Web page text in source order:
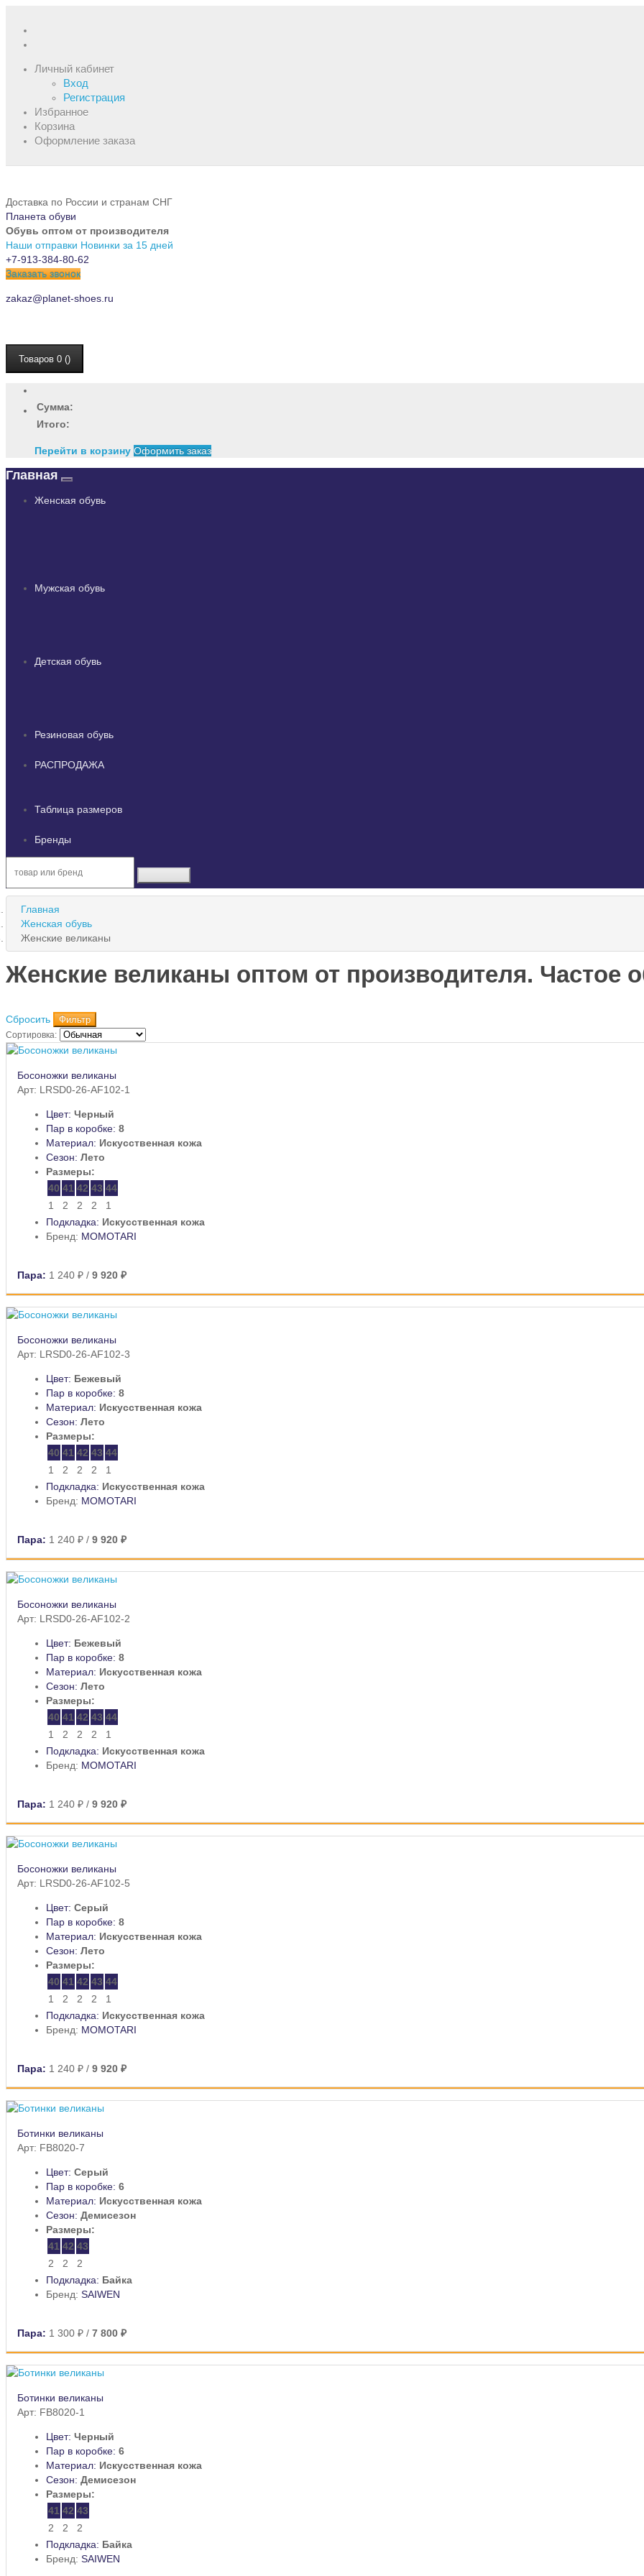
Личный кабинет
Вход
Регистрация
Избранное
Корзина
Оформление заказа
Доставка по России и странам СНГ
Планета обуви
Обувь оптом от производителя
Наши отправки Новинки за 15 дней
+7-913-384-80-62
Заказать звонок
zakaz@planet-shoes.ru
Товаров 0 ()
Сумма:
Итого:
Перейти в корзину Оформить заказ
Главная
Женская обувь
Мужская обувь
Детская обувь
Резиновая обувь
РАСПРОДАЖА
Таблица размеров
Бренды
Главная
Женская обувь
Женские великаны
Женские великаны оптом от производителя. Частое
Сбросить Фильтр
Сортировка:
Босоножки великаны
Арт: LRSD0-26-AF102-1
Цвет: Черный
Пар в коробке: 8
Материал: Искусственная кожа
Сезон: Лето
Размеры:
40 41 42 43 44
1
2 2 2
1
Подкладка: Искусственная кожа
Бренд: MOMOTARI
Пара: 1 240 ₽ / 9 920 ₽
Босоножки великаны
Арт: LRSD0-26-AF102-3
Цвет: Бежевый
Пар в коробке: 8
Материал: Искусственная кожа
Сезон: Лето
Размеры:
40 41 42 43 44
1
2 2 2
1
Подкладка: Искусственная кожа
Бренд: MOMOTARI
Пара: 1 240 ₽ / 9 920 ₽
Босоножки великаны
Арт: LRSD0-26-AF102-2
Цвет: Бежевый
Пар в коробке: 8
Материал: Искусственная кожа
Сезон: Лето
Размеры:
40 41 42 43 44
1
2 2 2
1
Подкладка: Искусственная кожа
Бренд: MOMOTARI
Пара: 1 240 ₽ / 9 920 ₽
Босоножки великаны
Арт: LRSD0-26-AF102-5
Цвет: Серый
Пар в коробке: 8
Материал: Искусственная кожа
Сезон: Лето
Размеры:
40 41 42 43 44
1
2 2 2
1
Подкладка: Искусственная кожа
Бренд: MOMOTARI
Пара: 1 240 ₽ / 9 920 ₽
Ботинки великаны
Арт: FB8020-7
Цвет: Серый
Пар в коробке: 6
Материал: Искусственная кожа
Сезон: Демисезон
Размеры:
41 42 43
2
2
2
Подкладка: Байка
Бренд: SAIWEN
Пара: 1 300 ₽ / 7 800 ₽
Ботинки великаны
Арт: FB8020-1
Цвет: Черный
Пар в коробке: 6
Материал: Искусственная кожа
Сезон: Демисезон
Размеры:
41 42 43
2
2
2
Подкладка: Байка
Бренд: SAIWEN